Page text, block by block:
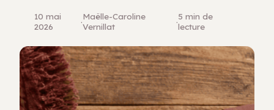
10 mai
2026
·Maëlle-Caroline
Vernillat
·5 min de
lecture